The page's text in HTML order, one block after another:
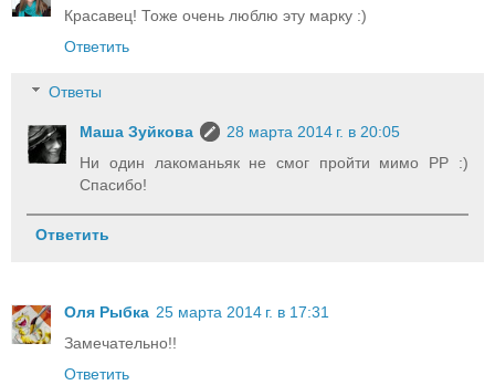
Красавец! Тоже очень люблю эту марку :)
Ответить
Ответы
Маша Зуйкова
28 марта 2014 г. в 20:05
Ни один лакоманьяк не смог пройти мимо РР :)
Спасибо!
Ответить
Оля Рыбка 25 марта 2014 г. в 17:31
Замечательно!!
Ответить